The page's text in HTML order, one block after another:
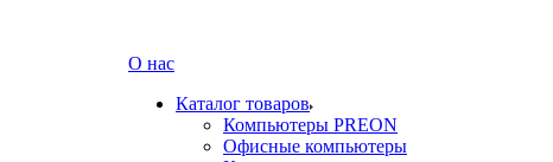
О нас
Каталог товаров
Компьютеры PREON
Офисные компьютеры